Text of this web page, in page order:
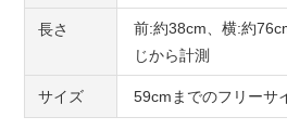
長さ
前:約38cm、横:約
じから計測
サイズ 59cmまでのフリーサ